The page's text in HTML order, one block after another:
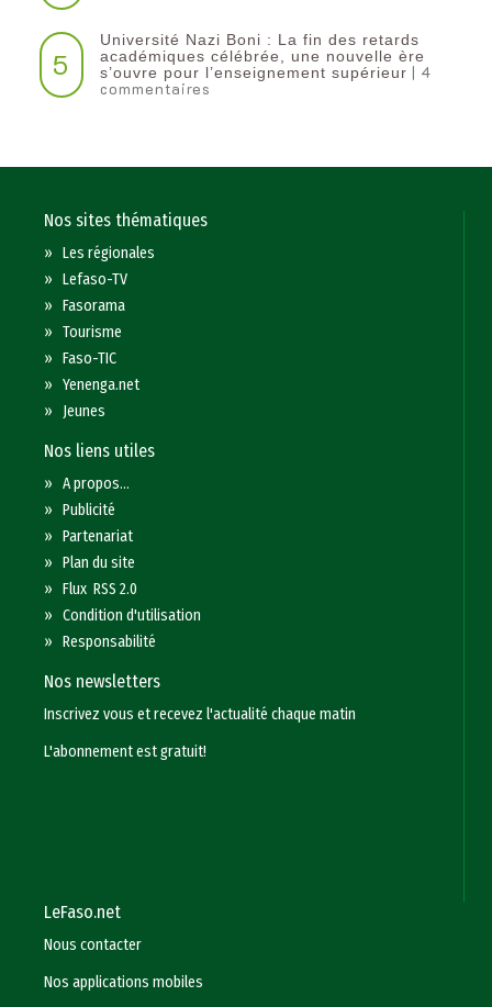
5
Université Nazi Boni : La fin des retards
académiques célébrée, une nouvelle ère
s’ouvre pour l’enseignement supérieur | 4
commentaires
Nos sites thématiques
»Les régionales
»Lefaso-TV
»Fasorama
»Tourisme
»Faso-TIC
»Yenenga.net
» Jeunes
Nos liens utiles
»A propos...
»Publicité
»Partenariat
»Plan du site
»Flux RSS 2.0
»Condition d'utilisation
»Responsabilité
Nos newsletters
Inscrivez vous et recevez l'actualité chaque matin
L'abonnement est gratuit!
LeFaso.net
Nous contacter
Nos applications mobiles